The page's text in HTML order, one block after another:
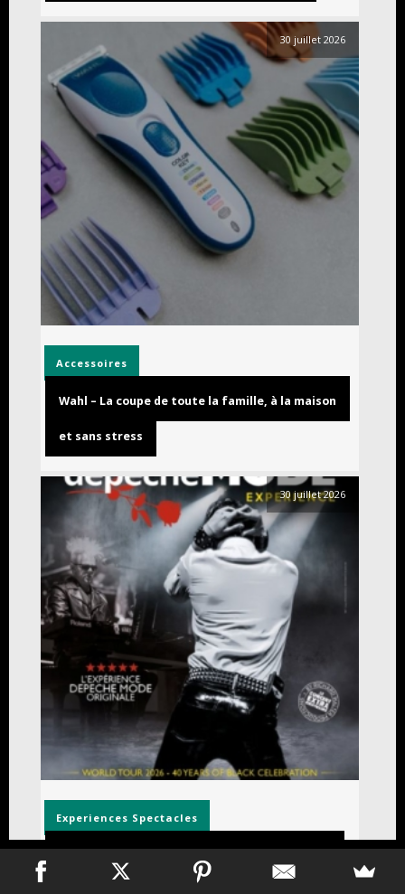
30 juillet 2026
Accessoires
Wahl – La coupe de toute la famille, à la maison
et sans stress
30 juillet 2026
Experiences Spectacles